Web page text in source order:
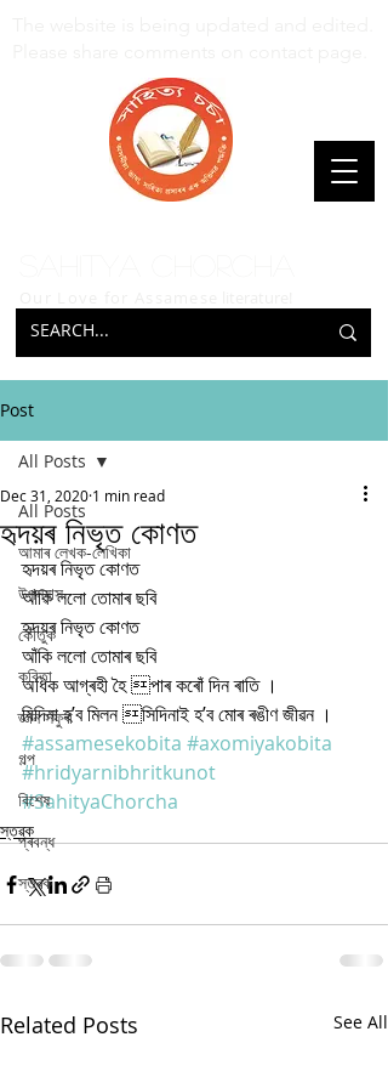
Post
All Posts
আমাৰ লেখক-লেখিকা
উপন্যাস
কৌতুক
কবিতা
জ্ঞান সঁফুৰা
গল্প
বিশেষ
প্ৰবন্ধ
স্তৱক
All Posts
হৃদয়ৰ নিভৃত কোণত
Dec 31, 2020 1 min read
হৃদয়ৰ নিভৃত কোণত
আঁকি ললো তোমাৰ ছবি
হৃদয়ৰ নিভৃত কোণত
আঁকি ললো তোমাৰ ছবি
অধিক আগ্ৰহী হৈ পাৰ কৰোঁ দিন ৰাতি ।
যিদিনা হ’ব মিলন সিদিনাই হ’ব মোৰ ৰঙীণ জীৱন ।
#assamesekobita #axomiyakobita
#hridyarnibhritkunot
#SahityaChorcha
স্তৱক
Related Posts See All